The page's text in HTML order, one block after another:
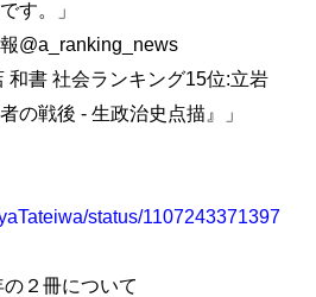
す。」
@a_ranking_news
書 社会ランキング15位:立岩
の戦後 - 生政治史点描』」
status/1107243371397
２冊について